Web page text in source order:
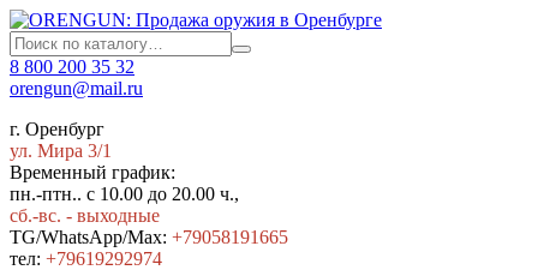
8 800 200 35 32
orengun@mail.ru
г. Оренбург
ул. Мира 3/1
Временный график:
пн.-птн.. с 10.00 до 20.00 ч.,
сб.-вс. - выходные
TG/WhatsApp/Max: +79058191665
тел: +79619292974